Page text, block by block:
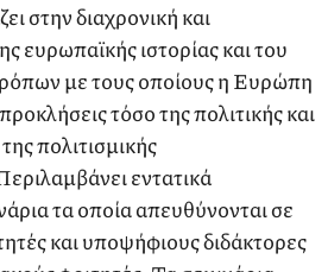
στην διαχρονική και
ευρωπαϊκής ιστορίας και του
με τους οποίους η Ευρώπη
τόσο της πολιτικής και
πολιτισμικής
εντατικά
τα οποία απευθύνονται σε
και υποψήφιους διδάκτορες